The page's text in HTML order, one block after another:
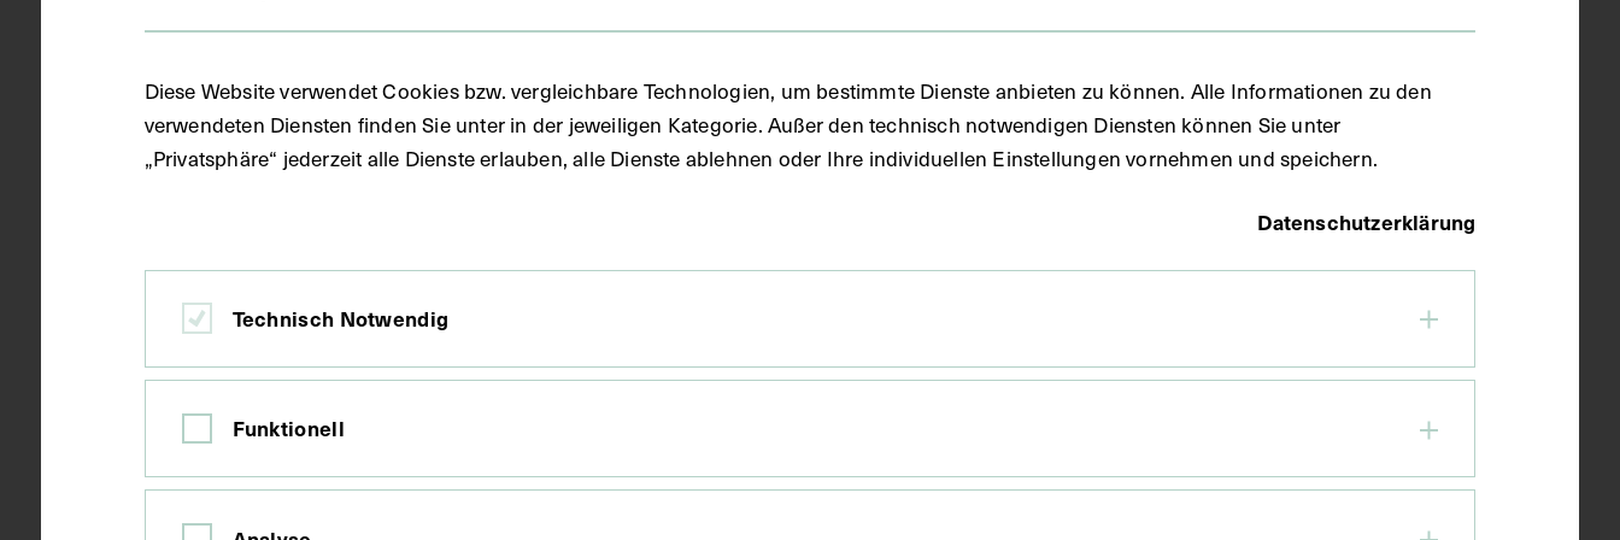
Ausführung Kopie
Karton
Diese Website verwendet Cookies bzw. vergleichbare Technologien, um bestimmte Dienste anbieten zu können. Alle Informationen zu den
verwendeten Diensten finden Sie unter in der jeweiligen Kategorie. Außer den technisch notwendigen Diensten können Sie unter
„Privatsphäre“ jederzeit alle Dienste erlauben, alle Dienste ablehnen oder Ihre individuellen Einstellungen vornehmen und speichern.
Datenschutzerklärung
Technisch Notwendig
Funktionell